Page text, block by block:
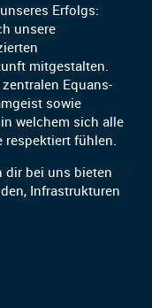
Erfolgs:
unsere
mitgestalten.
Equans-
sowie
welchem sich alle
respektiert fühlen.
dir bei uns bieten
Infrastrukturen